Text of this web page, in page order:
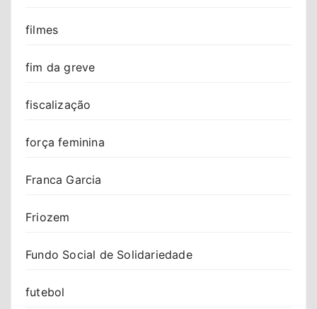
filmes
fim da greve
fiscalização
força feminina
Franca Garcia
Friozem
Fundo Social de Solidariedade
futebol